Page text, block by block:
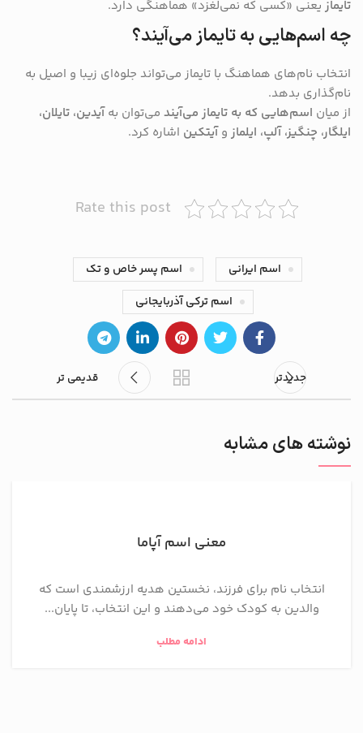
تایماز یعنی «کسی که نمی‌لغزد» هماهنگی دارد.
چه اسم‌هایی به تایماز می‌آیند؟
انتخاب نام‌های هماهنگ با تایماز می‌تواند جلوه‌ای زیبا و اصیل به
نام‌گذاری بدهد.
از میان اسم‌هایی که به تایماز می‌آیند می‌توان بهآیدین، تایلان،
ایلگار، چنگیز، آلپ، ایلماز وآیتکین اشاره کرد.
Rate this post
اسم ایرانی
اسم پسر خاص و تک
اسم ترکی آذربایجانی
جدیدتر قدیمی تر
نوشته های مشابه
معنی اسم آپاما
انتخاب نام برای فرزند، نخستین هدیه ارزشمندی است که
والدین به کودک خود می‌دهند و این انتخاب، تا پایان...
ادامه مطلب